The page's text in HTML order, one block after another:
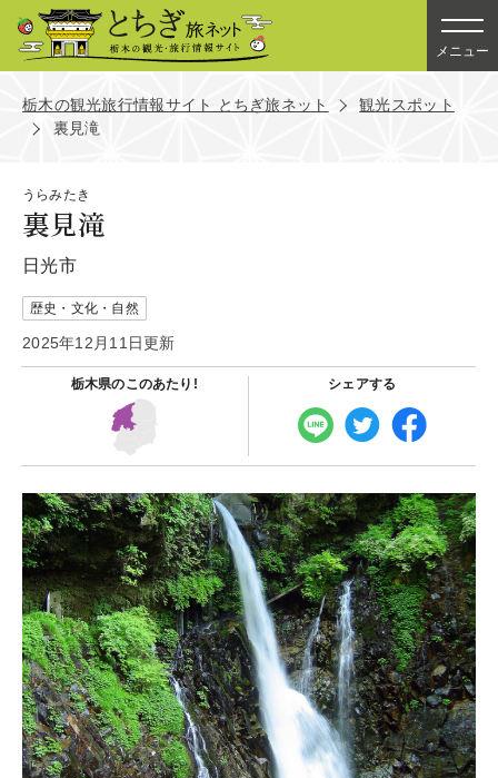
メニュー
栃木の観光旅行情報サイト とちぎ旅ネット
観光スポット
裏見滝
うらみたき
裏見滝
日光市
歴史・文化・自然
2025年12月11日更新
栃木県のこのあたり! シェアする